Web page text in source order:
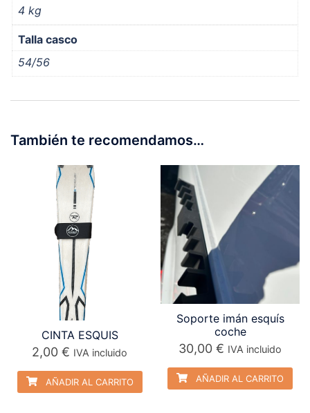
4 kg
Talla casco
54/56
También te recomendamos…
CINTA ESQUIS
2,00€ IVA incluido
AÑADIR AL CARRITO
Soporte imán esquís
coche
30,00€ IVA incluido
AÑADIR AL CARRITO